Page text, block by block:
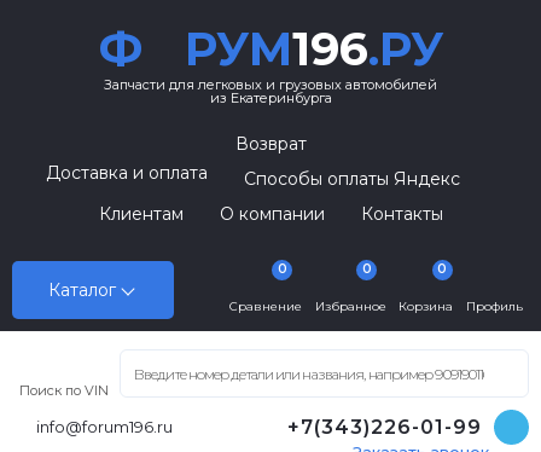
Ф РУМ196.РУ
Запчасти для легковых и грузовых автомобилей
из Екатеринбурга
Каталог
Возврат
Доставка и оплата
Способы оплаты Яндекс
Клиентам
О компании Контакты
Сравнение
0
Избранное
0
Корзина
0
Профиль
Поиск по VIN
info@forum196.ru +7(343)226-01-99